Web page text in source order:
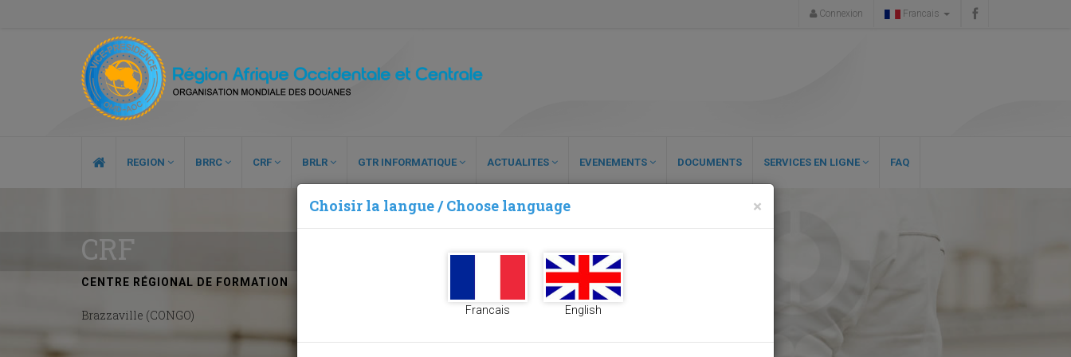
Connexion Francais
REGION BRRC CRF BRLR GTR INFORMATIQUE ACTUALITES EVENEMENTS DOCUMENTS SERVICES EN LIGNE FAQ
CRF
CENTRE RÉGIONAL DE FORMATION
Brazzaville (CONGO)
Choisir la langue / Choose language ×
Francais English